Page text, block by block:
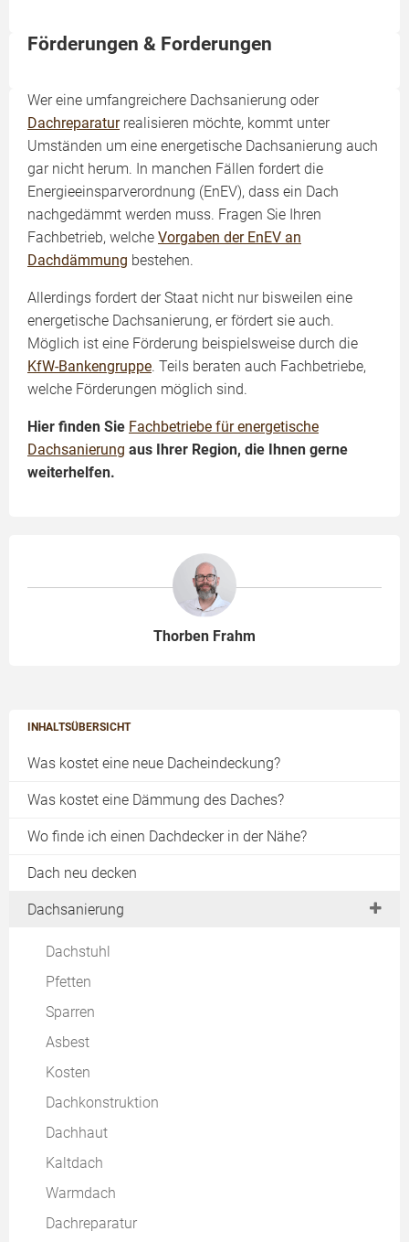
INHALTSÜBERSICHT
Was kostet eine neue Dacheindeckung?
Was kostet eine Dämmung des Daches?
Wo finde ich einen Dachdecker in der Nähe?
Dach neu decken
Dachsanierung
Dachstuhl
Pfetten
Sparren
Asbest
Kosten
Dachkonstruktion
Dachhaut
Kaltdach
Warmdach
Dachreparatur
Förderungen & Forderungen
Wer eine umfangreichere Dachsanierung oder
Dachreparaturrealisieren möchte, kommt unter
Umständen um eine energetische Dachsanierung auch
gar nicht herum. In manchen Fällen fordert die
Energieeinsparverordnung (EnEV), dass ein Dach
nachgedämmt werden muss. Fragen Sie Ihren
Fachbetrieb, welche Vorgaben der EnEV an
Dachdämmung bestehen.
Allerdings fordert der Staat nicht nur bisweilen eine
energetische Dachsanierung, er fördert sie auch.
Möglich ist eine Förderung beispielsweise durch die
KfW-Bankengruppe. Teils beraten auch Fachbetriebe,
welche Förderungen möglich sind.
Hier finden Sie Fachbetriebe für energetische
Dachsanierung aus Ihrer Region, die Ihnen gerne
weiterhelfen.
Thorben Frahm